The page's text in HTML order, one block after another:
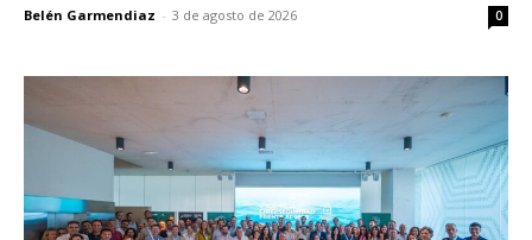
Belén Garmendiaz - 3 de agosto de 2026 0